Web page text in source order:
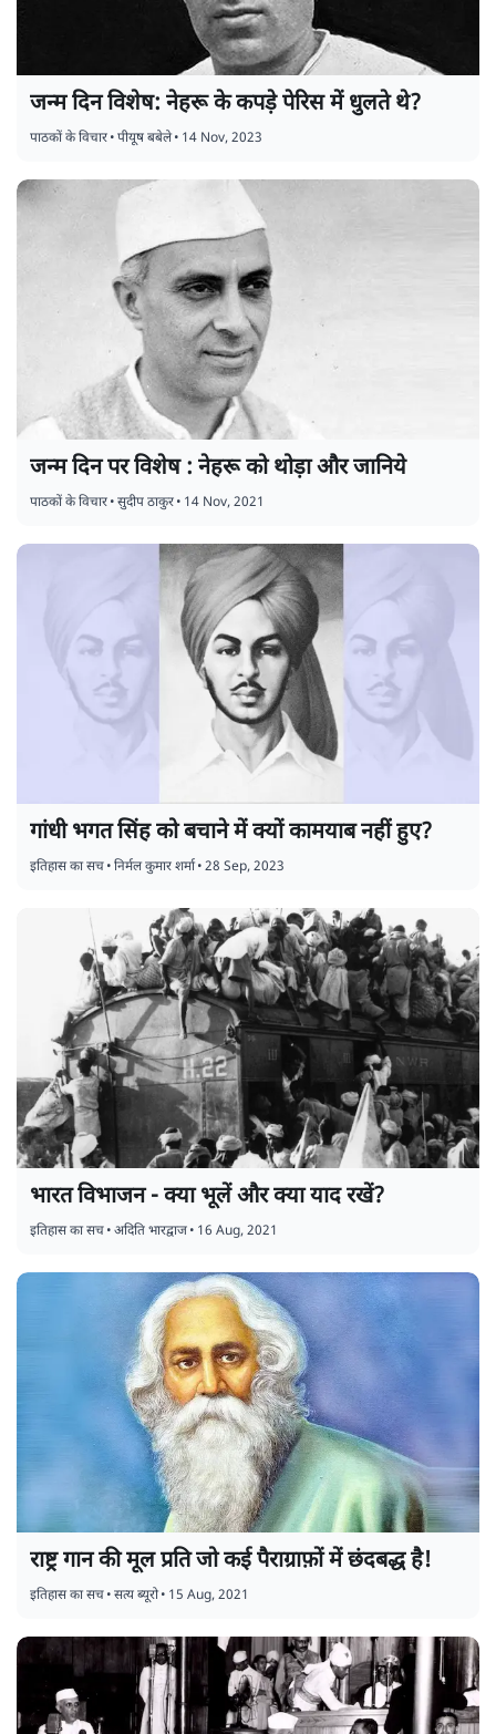
जन्म दिन विशेष: नेहरू के कपड़े पेरिस में धुलते थे?
पाठकों के विचार•पीयूष बबेले• 14 Nov, 2023
जन्म दिन पर विशेष : नेहरू को थोड़ा और जानिये
पाठकों के विचार•सुदीप ठाकुर• 14 Nov, 2021
गांधी भगत सिंह को बचाने में क्यों कामयाब नहीं हुए?
इतिहास का सच•निर्मल कुमार शर्मा•28 Sep, 2023
भारत विभाजन - क्या भूलें और क्या याद रखें?
इतिहास का सच•अदिति भारद्वाज• 16 Aug, 2021
राष्ट्र गान की मूल प्रति जो कई पैराग्राफ़ों में छंदबद्ध है!
इतिहास का सच•सत्य ब्यूरो• 15 Aug, 2021